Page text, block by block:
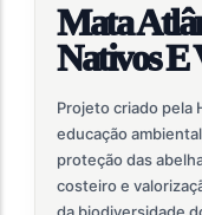
Mata
Nativos E
Projeto criado pela
educação
proteção das
costeiro e